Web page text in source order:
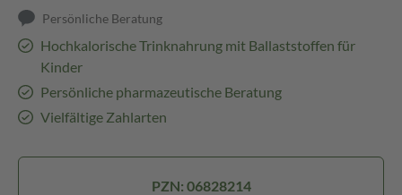
Persönliche Beratung
Hochkalorische Trinknahrung mit Ballaststoffen für
Kinder
Persönliche pharmazeutische Beratung
Vielfältige Zahlarten
PZN: 06828214